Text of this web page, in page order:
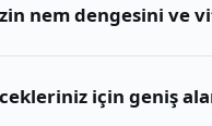
nem dengesini ve
için geniş